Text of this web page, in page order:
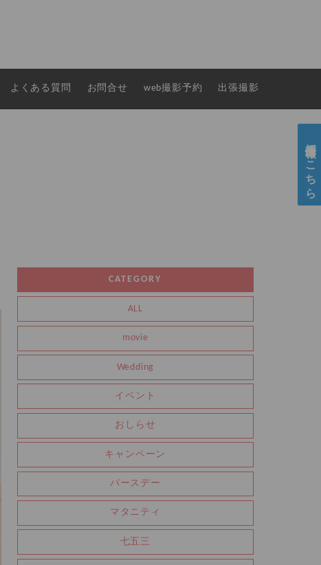
よくある質問 お問合せ web撮影予約 出張撮影
CATEGORY
ALL
movie
Wedding
イベント
おしらせ
キャンペーン
バースデー
マタニティ
七五三
採用情報はこちら